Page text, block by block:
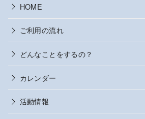
HOME
ご利用の流れ
どんなことをするの？
カレンダー
活動情報